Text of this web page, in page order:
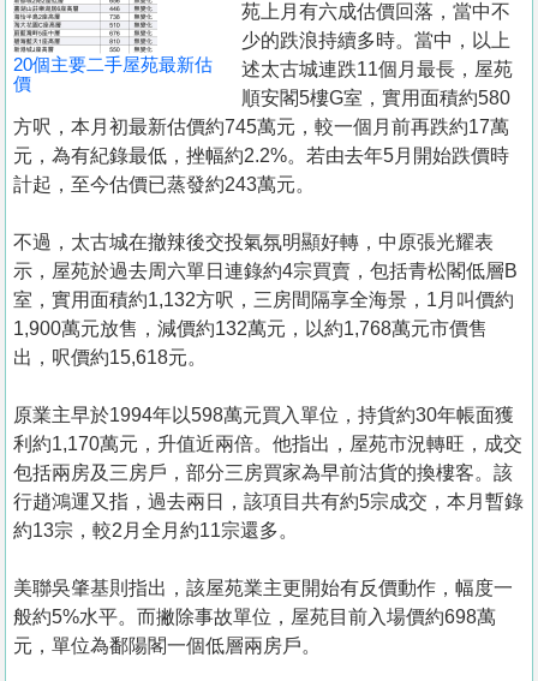
20個主要二手屋苑最新估
價
苑上月有六成估價回落，當中不
少的跌浪持續多時。當中，以上
述太古城連跌11個月最長，屋苑
順安閣5樓G室，實用面積約580
方呎，本月初最新估價約745萬元，較一個月前再跌約17萬
元，為有紀錄最低，挫幅約2.2%。若由去年5月開始跌價時
計起，至今估價已蒸發約243萬元。
不過，太古城在撤辣後交投氣氛明顯好轉，中原張光耀表
示，屋苑於過去周六單日連錄約4宗買賣，包括青松閣低層B
室，實用面積約1,132方呎，三房間隔享全海景，1月叫價約
1,900萬元放售，減價約132萬元，以約1,768萬元市價售
出，呎價約15,618元。
原業主早於1994年以598萬元買入單位，持貨約30年帳面獲
利約1,170萬元，升值近兩倍。他指出，屋苑市況轉旺，成交
包括兩房及三房戶，部分三房買家為早前沽貨的換樓客。該
行趙鴻運又指，過去兩日，該項目共有約5宗成交，本月暫錄
約13宗，較2月全月約11宗還多。
美聯吳肇基則指出，該屋苑業主更開始有反價動作，幅度一
般約5%水平。而撇除事故單位，屋苑目前入場價約698萬
元，單位為鄱陽閣一個低層兩房戶。